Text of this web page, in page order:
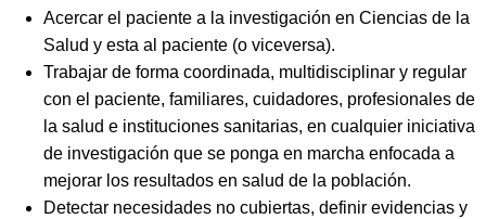
Acercar el paciente a la investigación en Ciencias de la
Salud y esta al paciente (o viceversa).
Trabajar de forma coordinada, multidisciplinar y regular
con el paciente, familiares, cuidadores, profesionales de
la salud e instituciones sanitarias, en cualquier iniciativa
de investigación que se ponga en marcha enfocada a
mejorar los resultados en salud de la población.
Detectar necesidades no cubiertas, definir evidencias y